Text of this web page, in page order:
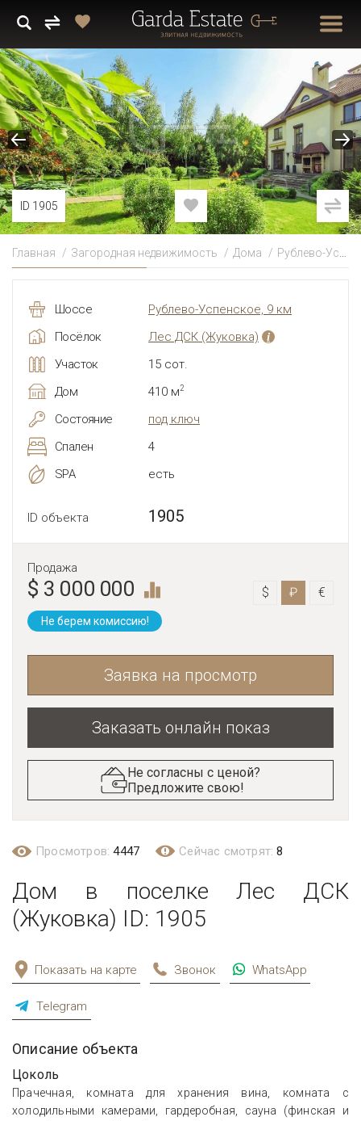
ID 1905
Главная Загородная недвижимость Дома Рублево-Успенское
Шоссе
Рублево-Успенское, 9 км
Посёлок
Лес ДСК (Жуковка) i
Участок
15 сот.
Дом
410 м2
Состояние
под ключ
Спален
4
SPA
есть
ID объекта 1905
Продажа
$ 3 000 000 $ ₽ €
Не берем комиссию!
Заявка на просмотр
Заказать онлайн показ
Не согласны с ценой?
Предложите свою!
Просмотров:4447 Сейчас смотрят:8
Дом в поселке Лес ДСК
(Жуковка) ID: 1905
Показать на карте Звонок WhatsApp
Telegram
Описание объекта
Цоколь
Прачечная, комната для хранения вина, комната с
холодильными камерами, гардеробная, сауна (финская и